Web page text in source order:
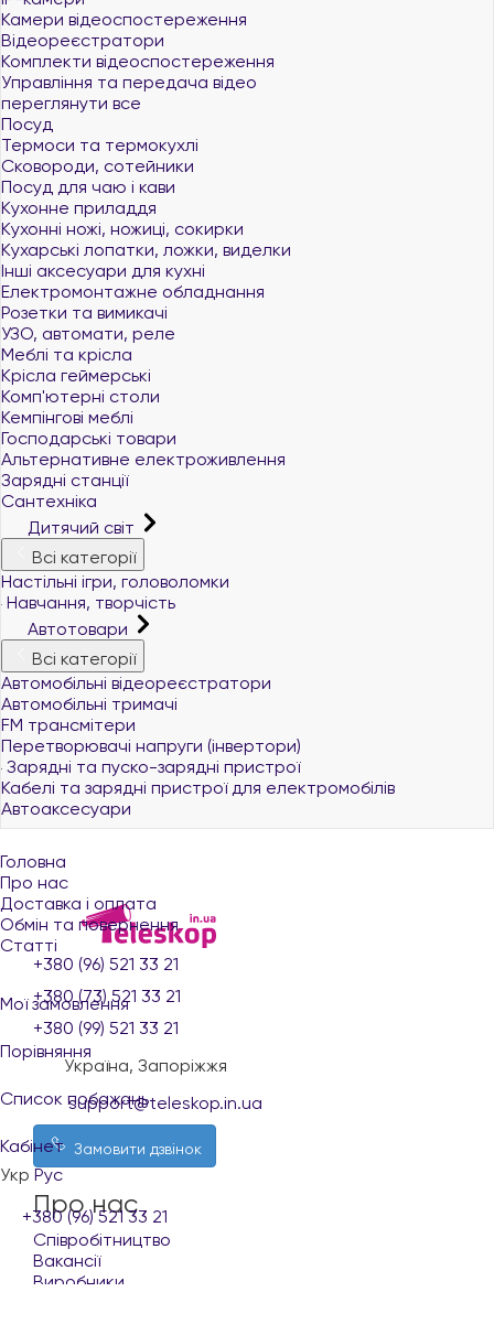
Камери відеоспостереження
Відеореєстратори
Комплекти відеоспостереження
Управління та передача відео
переглянути все
Посуд
Термоси та термокухлі
Сковороди, сотейники
Посуд для чаю і кави
Кухонне приладдя
Кухонні ножі, ножиці, сокирки
Кухарські лопатки, ложки, виделки
Інші аксесуари для кухні
Електромонтажне обладнання
Розетки та вимикачі
УЗО, автомати, реле
Меблі та крісла
Крісла геймерські
Комп'ютерні столи
Кемпінгові меблі
Господарські товари
Альтернативне електроживлення
Зарядні станції
Сантехніка
Дитячий світ
Всі категорії
Настільні ігри, головоломки
Навчання, творчість
Автотовари
Всі категорії
Автомобільні відеореєстратори
Автомобільні тримачі
FM трансмітери
Перетворювачі напруги (інвертори)
Зарядні та пуско-зарядні пристрої
Кабелі та зарядні пристрої для електромобілів
Автоаксесуари
Головна
Про нас
Доставка і оплата
Обмін та повернення
Статті
Мої замовлення
Порівняння
Список побажань
Кабінет
Укр Рус
+380 (96) 521 33 21
+380 (96) 521 33 21
+380 (73) 521 33 21
+380 (99) 521 33 21
Україна, Запоріжжя
support@teleskop.in.ua
Замовити дзвінок
Про нас
Співробітництво
Вакансії
Виробники